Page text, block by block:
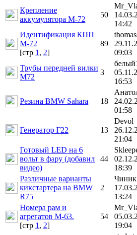
Крепление
аккумулятора М-72
50
14:42
Идентификация КПП
М-72
[cтр 1, 2]
89
09:03
Трубы передней вилки
М72
3
16:53
Резина BMW Sahara 18
01:58
Генератор Г22 13
Devol
21:04
Готовый LED на 6
вольт в фару (добавил
видео)
44
18:39
Различные варианты
кикстартера на BMW
R75
2
Чиник
13:24
Номера рам и
агрегатов М-63.
[cтр 1, 2]
54
19:04